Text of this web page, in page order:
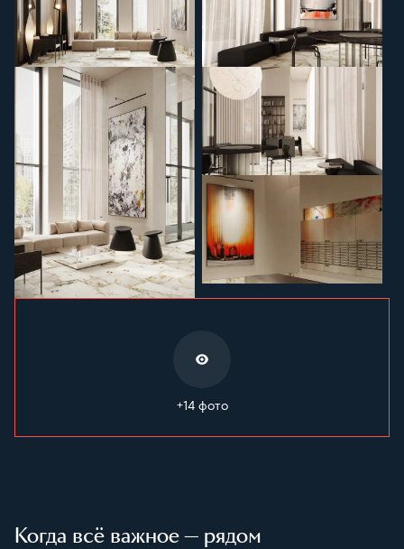
+14 фото
Когда всё важное — рядом